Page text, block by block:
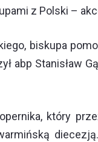
z Polski –
biskupa
abp Stanisław
który